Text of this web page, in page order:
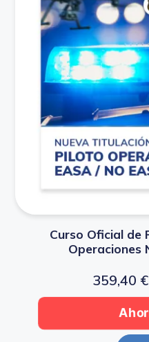
Curso Oficial de
Operaciones
359,40 €